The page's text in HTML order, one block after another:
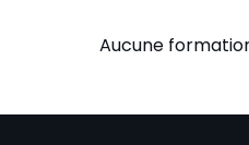
Aucune